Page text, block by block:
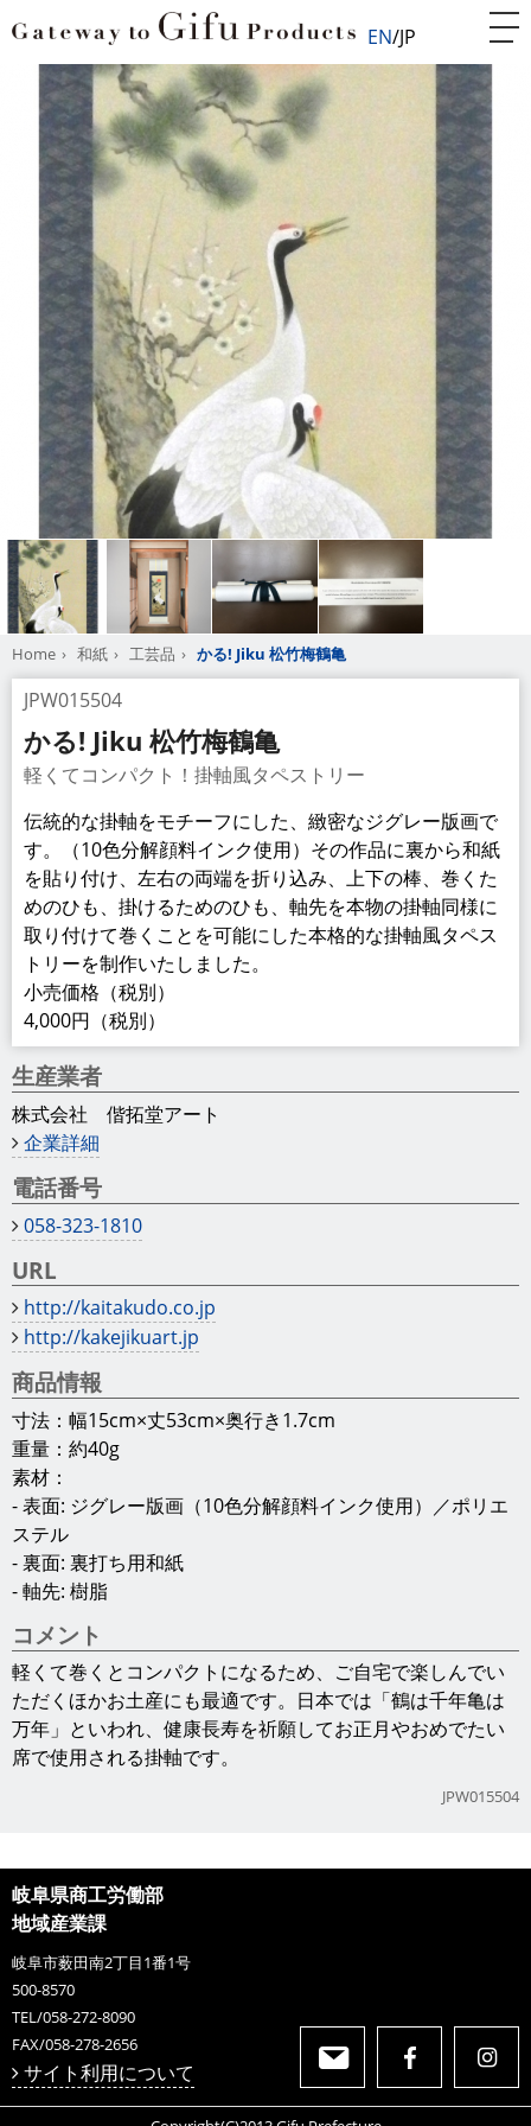
EN JP
Home 和紙 工芸品 かる! Jiku 松竹梅鶴亀
JPW015504
かる! Jiku 松竹梅鶴亀
軽くてコンパクト！掛軸風タペストリー
伝統的な掛軸をモチーフにした、緻密なジグレー版画で
す。（10色分解顔料インク使用）その作品に裏から和紙
を貼り付け、左右の両端を折り込み、上下の棒、巻くた
めのひも、掛けるためのひも、軸先を本物の掛軸同様に
取り付けて巻くことを可能にした本格的な掛軸風タペス
トリーを制作いたしました。
小売価格（税別）
4,000円（税別）
生産業者
株式会社 偕拓堂アート
企業詳細
電話番号
058-323-1810
URL
http://kaitakudo.co.jp
http://kakejikuart.jp
商品情報
寸法：幅15cm×丈53cm×奥行き1.7cm
重量：約40g
素材：
- 表面: ジグレー版画（10色分解顔料インク使用）／ポリエ
ステル
- 裏面: 裏打ち用和紙
- 軸先: 樹脂
コメント
軽くて巻くとコンパクトになるため、ご自宅で楽しんでい
ただくほかお土産にも最適です。日本では「鶴は千年亀は
万年」といわれ、健康長寿を祈願してお正月やおめでたい
席で使用される掛軸です。
JPW015504
岐阜県商工労働部
地域産業課
岐阜市薮田南2丁目1番1号
500-8570
TEL/058-272-8090
FAX/058-278-2656
サイト利用について